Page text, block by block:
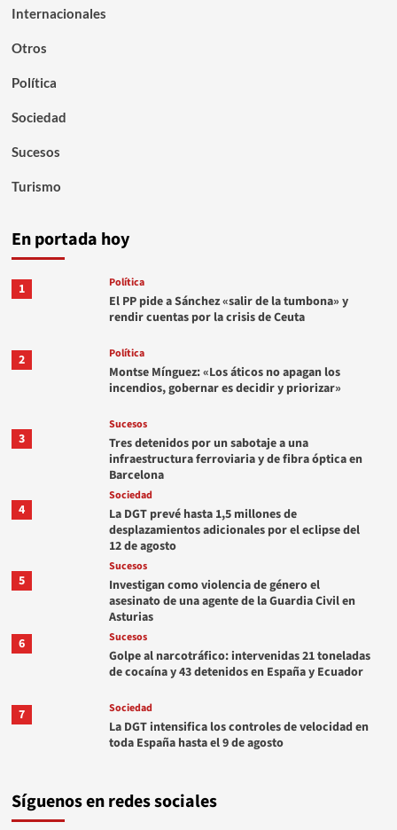
Internacionales
Otros
Política
Sociedad
Sucesos
Turismo
En portada hoy
1 Política
El PP pide a Sánchez «salir de la tumbona» y
rendir cuentas por la crisis de Ceuta
2 Política
Montse Mínguez: «Los áticos no apagan los
incendios, gobernar es decidir y priorizar»
3
Sucesos
Tres detenidos por un sabotaje a una
infraestructura ferroviaria y de fibra óptica en
Barcelona
4
Sociedad
La DGT prevé hasta 1,5 millones de
desplazamientos adicionales por el eclipse del
12 de agosto
5
Sucesos
Investigan como violencia de género el
asesinato de una agente de la Guardia Civil en
Asturias
6
Sucesos
Golpe al narcotráfico: intervenidas 21 toneladas
de cocaína y 43 detenidos en España y Ecuador
7 Sociedad
La DGT intensifica los controles de velocidad en
toda España hasta el 9 de agosto
Síguenos en redes sociales